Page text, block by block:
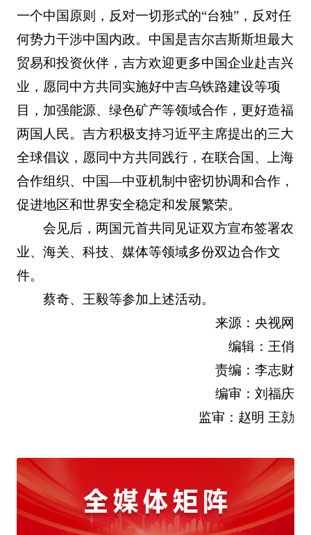
一个中国原则，反对一切形式的“台独”，反对任
何势力干涉中国内政。中国是吉尔吉斯斯坦最大
贸易和投资伙伴，吉方欢迎更多中国企业赴吉兴
业，愿同中方共同实施好中吉乌铁路建设等项
目，加强能源、绿色矿产等领域合作，更好造福
两国人民。吉方积极支持习近平主席提出的三大
全球倡议，愿同中方共同践行，在联合国、上海
合作组织、中国—中亚机制中密切协调和合作，
促进地区和世界安全稳定和发展繁荣。
会见后，两国元首共同见证双方宣布签署农
业、海关、科技、媒体等领域多份双边合作文
件。
蔡奇、王毅等参加上述活动。
来源：央视网
编辑：王俏
责编：李志财
编审：刘福庆
监审：赵明 王勍